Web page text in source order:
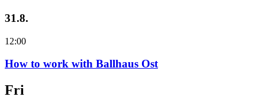
31.8.
12:00
How to work with Ballhaus Ost
Fri